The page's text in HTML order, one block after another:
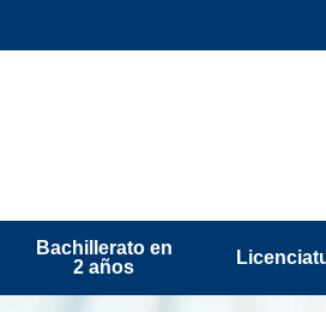
Bachillerato en
2 años